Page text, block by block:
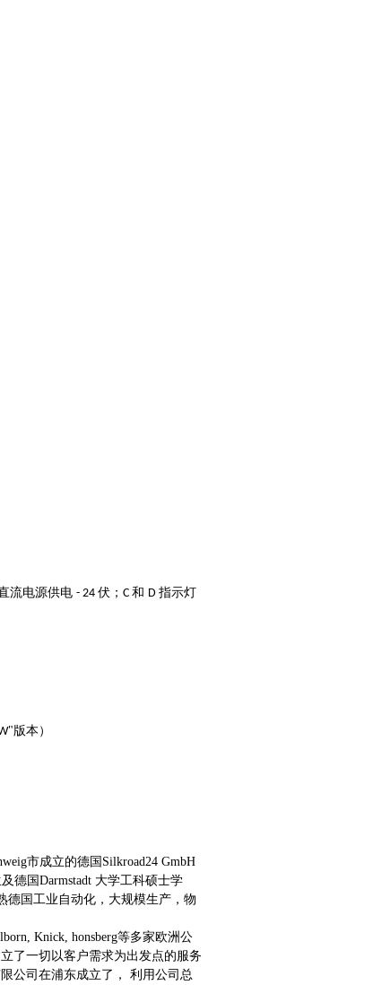
流电源供电 - 24 伏； C 和 D 指示灯
"版本）
市成立的德国Silkroad24 GmbH
德国Darmstadt 大学工科硕士学
德国工业自动化，大规模生产，物
Knick, honsberg等多家欧洲公
了一切以客户需求为出发点的服务
公司在浦东成立了， 利用公司总